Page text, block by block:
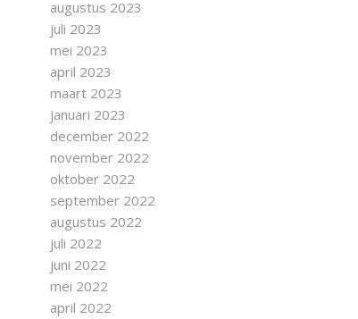
augustus 2023
juli 2023
mei 2023
april 2023
maart 2023
januari 2023
december 2022
november 2022
oktober 2022
september 2022
augustus 2022
juli 2022
juni 2022
mei 2022
april 2022